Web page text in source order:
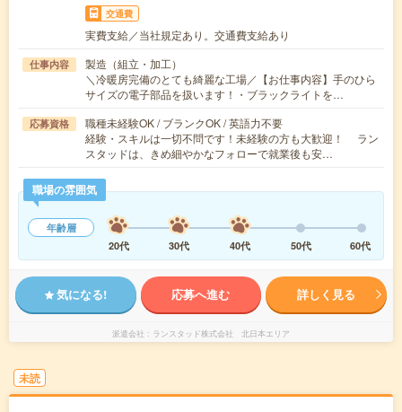
交通費
実費支給／当社規定あり。交通費支給あり
仕事内容
製造（組立・加工）
＼冷暖房完備のとても綺麗な工場／【お仕事内容】手のひら
サイズの電子部品を扱います！・ブラックライトを…
応募資格
職種未経験OK / ブランクOK / 英語力不要
経験・スキルは一切不問です！未経験の方も大歓迎！ ラン
スタッドは、きめ細やかなフォローで就業後も安…
職場の雰囲気
年齢層
20代
30代 40代 50代 60代
気になる! 応募へ進む 詳しく見る
派遣会社 ランスタッド株式会社 北日本エリア
未読